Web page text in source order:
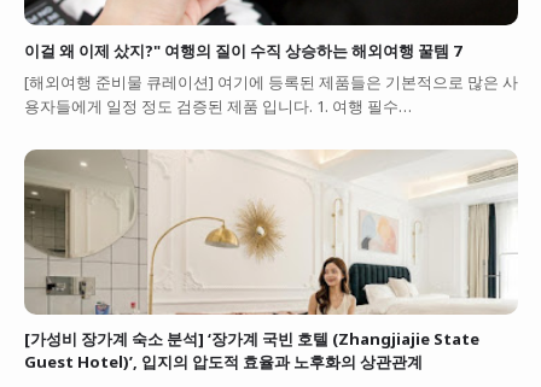
이걸 왜 이제 샀지?" 여행의 질이 수직 상승하는 해외여행 꿀템 7
[해외여행 준비물 큐레이션] 여기에 등록된 제품들은 기본적으로 많은 사
용자들에게 일정 정도 검증된 제품 입니다. 1. 여행 필수…
[가성비 장가계 숙소 분석] ‘장가계 국빈 호텔 (Zhangjiajie State
Guest Hotel)’, 입지의 압도적 효율과 노후화의 상관관계